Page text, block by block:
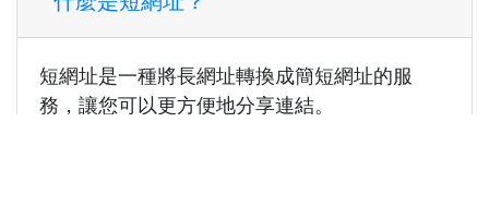
短網址是一種將長網址轉換成簡短網址的服
務，讓您可以更方便地分享連結。